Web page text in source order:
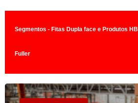
Segmentos - Fitas Dupla face e Produtos HB
Fuller